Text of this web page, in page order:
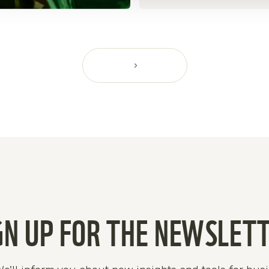
UP FOR THE